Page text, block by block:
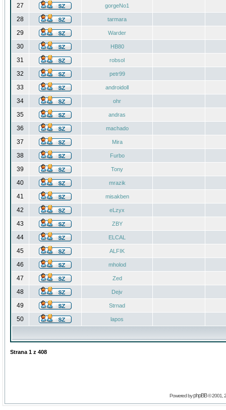
27 gorgeNo1
28 tarmara
29 Warder
30 HB80
31 robsol
32 petr99
33 androidoll
34 ohr
35 andras
36 machado
37 Mira
38 Furbo
39 Tony
40 mrazik
41 misakben
42 eLzyx
43 ZBY
44 ELCAL
45 ALFIK
46 mholod
47 Zed
48 Dejv
49 Strnad
50 lapos
Strana 1 z 408
Powered byphpBB© 2001,